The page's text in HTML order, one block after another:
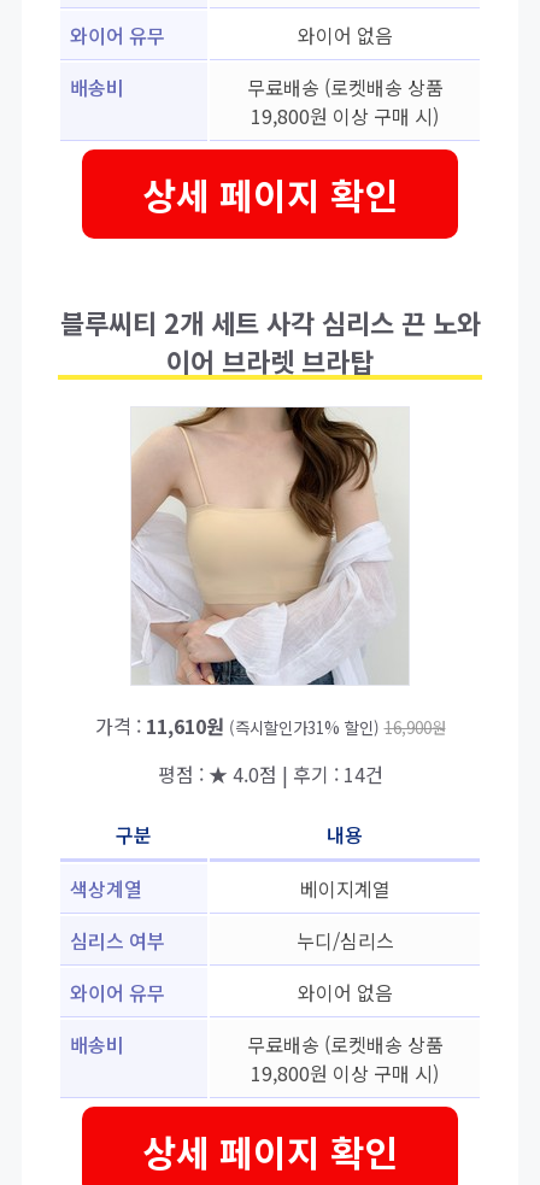
와이어 유무
와이어 없음
배송비
무료배송 (로켓배송 상품
19,800원 이상 구매 시)
상세 페이지 확인
블루씨티 2개 세트 사각 심리스 끈 노와
이어 브라렛 브라탑
가격 : 11,610원 (즉시할인가31% 할인) 16,900원
평점 : ★ 4.0점 | 후기 : 14건
구분
내용
색상계열
베이지계열
심리스 여부
누디/심리스
와이어 유무
와이어 없음
배송비
무료배송 (로켓배송 상품
19,800원 이상 구매 시)
상세 페이지 확인